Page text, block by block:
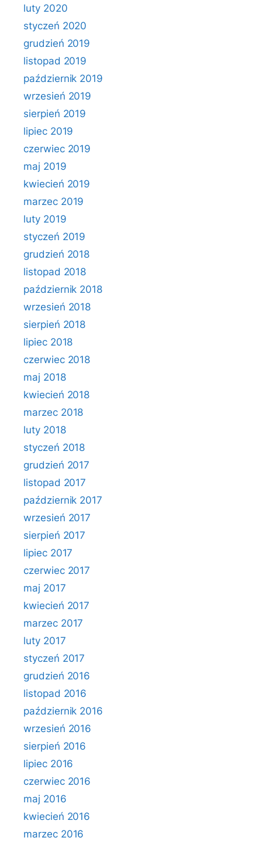
luty 2020
styczeń 2020
grudzień 2019
listopad 2019
październik 2019
wrzesień 2019
sierpień 2019
lipiec 2019
czerwiec 2019
maj 2019
kwiecień 2019
marzec 2019
luty 2019
styczeń 2019
grudzień 2018
listopad 2018
październik 2018
wrzesień 2018
sierpień 2018
lipiec 2018
czerwiec 2018
maj 2018
kwiecień 2018
marzec 2018
luty 2018
styczeń 2018
grudzień 2017
listopad 2017
październik 2017
wrzesień 2017
sierpień 2017
lipiec 2017
czerwiec 2017
maj 2017
kwiecień 2017
marzec 2017
luty 2017
styczeń 2017
grudzień 2016
listopad 2016
październik 2016
wrzesień 2016
sierpień 2016
lipiec 2016
czerwiec 2016
maj 2016
kwiecień 2016
marzec 2016